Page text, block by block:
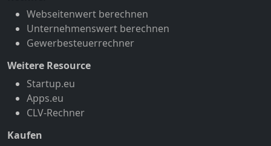
Webseitenwert berechnen
Unternehmenswert berechnen
Gewerbesteuerrechner
Weitere Resource
Startup.eu
Apps.eu
CLV-Rechner
Kaufen